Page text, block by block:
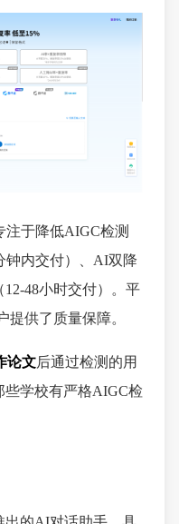
注于降低AIGC检测
钟内交付）、AI双降
12-48小时交付）。平
提供了质量保障。
论文后通过检测的用
些学校有严格AIGC检